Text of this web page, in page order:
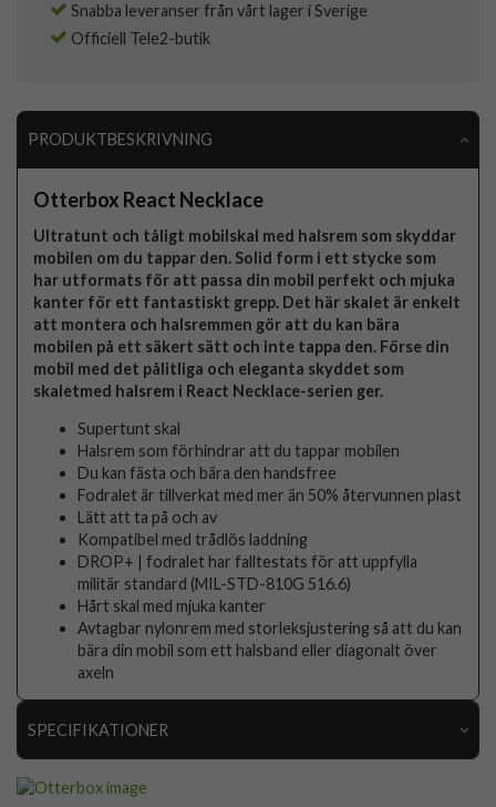
Snabba leveranser från vårt lager i Sverige
Officiell Tele2-butik
PRODUKTBESKRIVNING
Otterbox React Necklace
Ultratunt och tåligt mobilskal med halsrem som skyddar
mobilen om du tappar den. Solid form i ett stycke som
har utformats för att passa din mobil perfekt och mjuka
kanter för ett fantastiskt grepp. Det här skalet är enkelt
att montera och halsremmen gör att du kan bära
mobilen på ett säkert sätt och inte tappa den. Förse din
mobil med det pålitliga och eleganta skyddet som
skaletmed halsrem i React Necklace-serien ger.
Supertunt skal
Halsrem som förhindrar att du tappar mobilen
Du kan fästa och bära den handsfree
Fodralet är tillverkat med mer än 50% återvunnen plast
Lätt att ta på och av
Kompatibel med trådlös laddning
DROP+ | fodralet har falltestats för att uppfylla
militär standard (MIL-STD-810G 516.6)
Hårt skal med mjuka kanter
Avtagbar nylonrem med storleksjustering så att du kan
bära din mobil som ett halsband eller diagonalt över
axeln
SPECIFIKATIONER